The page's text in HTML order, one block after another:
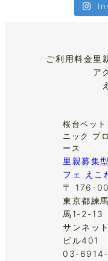
ご利用料金里
ア
桜台ペット
ニック プ
ース
里親募集
フェ えこ
〒 176-
東京都練
馬1-2-13
サンネッ
ビル401
03-6914-